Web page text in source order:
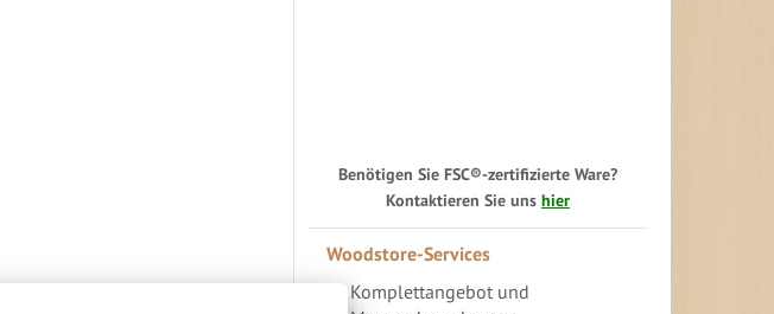
Benötigen Sie FSC®-zertifizierte Ware?
Kontaktieren Sie uns hier
Woodstore-Services
Komplettangebot und